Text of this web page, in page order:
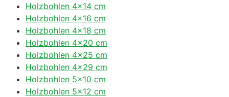
Holzbohlen 4×14 cm
Holzbohlen 4×16 cm
Holzbohlen 4×18 cm
Holzbohlen 4×20 cm
Holzbohlen 4×25 cm
Holzbohlen 4×29 cm
Holzbohlen 5×10 cm
Holzbohlen 5×12 cm